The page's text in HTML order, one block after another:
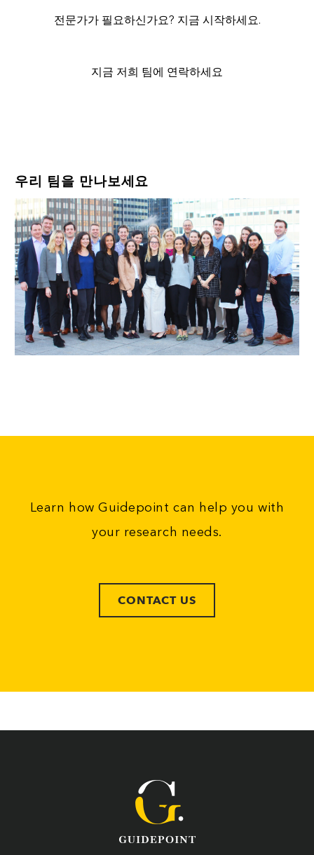
전문가가 필요하신가요? 지금 시작하세요.
지금 저희 팀에 연락하세요
우리 팀을 만나보세요
Learn how Guidepoint can help you with
your research needs.
CONTACT US